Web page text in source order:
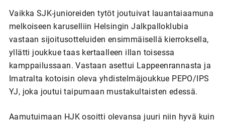
Vaikka SJK-junioreiden tytöt joutuivat lauantaiaamuna
melkoiseen karuselliin Helsingin Jalkpalloklubia
vastaan sijoitusotteluiden ensimmäisellä kierroksella,
yllätti joukkue taas kertaalleen illan toisessa
kamppailussaan. Vastaan asettui Lappeenrannasta ja
Imatralta kotoisin oleva yhdistelmäjoukkue PEPO/IPS
YJ, joka joutui taipumaan mustakultaisten edessä.
Aamutuimaan HJK osoitti olevansa juuri niin hyvä kuin